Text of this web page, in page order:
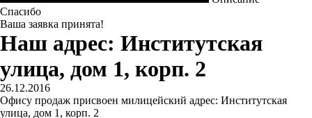
Спасибо
Ваша заявка принята!
Наш адрес: Институтская
улица, дом 1, корп. 2
26.12.2016
Офису продаж присвоен милицейский адрес: Институтская
улица, дом 1, корп. 2